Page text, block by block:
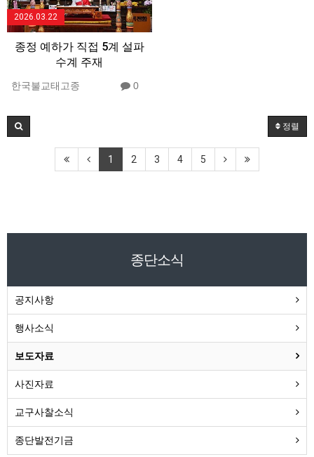
2026.03.22
종정 예하가 직접 5계 설파
수계 주재
한국불교태고종 0
정렬
1 2 3 4 5
종단소식
공지사항
행사소식
보도자료
사진자료
교구사찰소식
종단발전기금